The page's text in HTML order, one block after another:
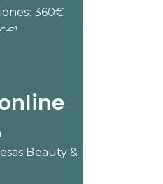
360€
Beauty &